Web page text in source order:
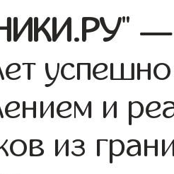
" —
и
из